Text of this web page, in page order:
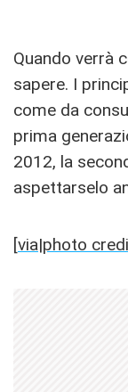
Quando verrà
sapere. I
come da
prima
2012, la
aspettarselo
[via|photo